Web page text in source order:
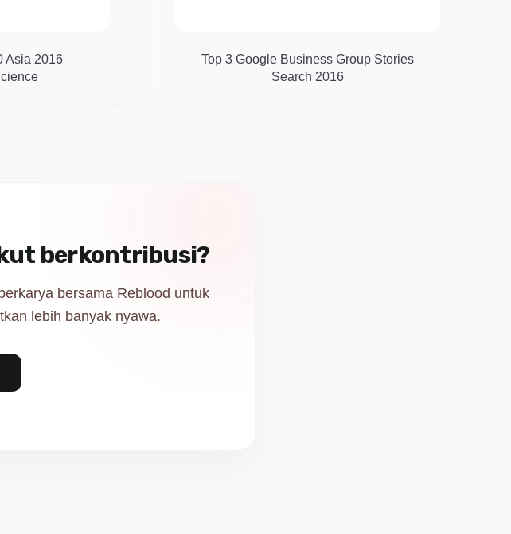
Asia 2016
Top 3 Google Business Group Stories
Search 2016
berkontribusi?
bersama Reblood untuk
lebih banyak nyawa.